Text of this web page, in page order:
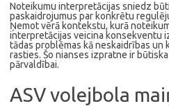
Noteikumu interpretācijas sniedz
paskaidrojumus par konkrētu
Ņemot vērā kontekstu, kurā
interpretācijas veicina konsekventu
tādas problēmas kā neskaidrības un
rasties. Šo nianses izpratne ir
pārvaldībai.
ASV volejbola